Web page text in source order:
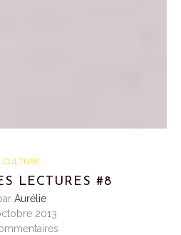
CULTURE
LECTURES #8
Aurélie
2013